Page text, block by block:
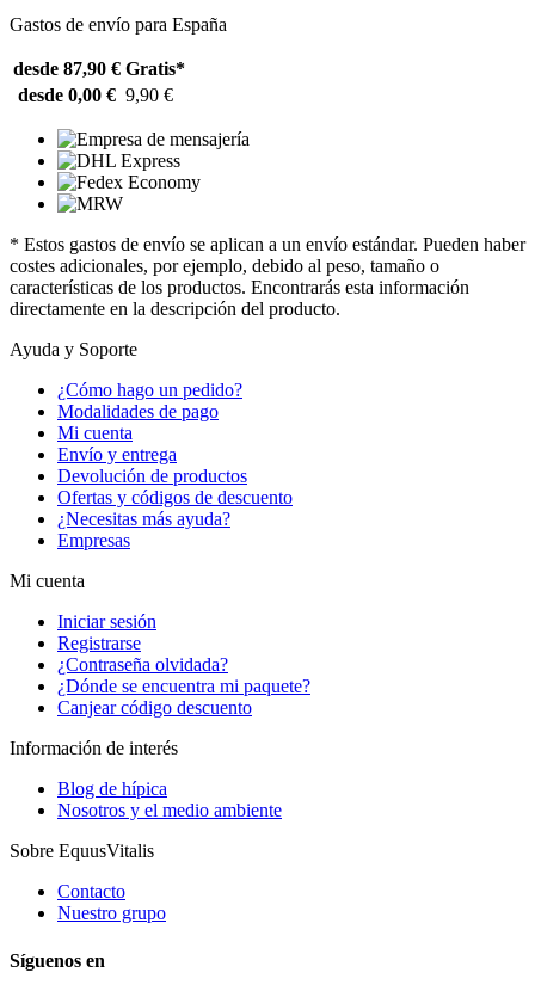
Gastos de envío para España
desde 87,90 € Gratis*
desde 0,00 € 9,90 €
* Estos gastos de envío se aplican a un envío estándar. Pueden haber
costes adicionales, por ejemplo, debido al peso, tamaño o
características de los productos. Encontrarás esta información
directamente en la descripción del producto.
Ayuda y Soporte
¿Cómo hago un pedido?
Modalidades de pago
Mi cuenta
Envío y entrega
Devolución de productos
Ofertas y códigos de descuento
¿Necesitas más ayuda?
Empresas
Mi cuenta
Iniciar sesión
Registrarse
¿Contraseña olvidada?
¿Dónde se encuentra mi paquete?
Canjear código descuento
Información de interés
Blog de hípica
Nosotros y el medio ambiente
Sobre EquusVitalis
Contacto
Nuestro grupo
Síguenos en